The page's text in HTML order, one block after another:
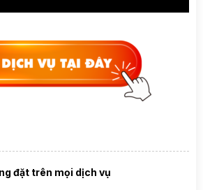
đặt trên mọi dịch vụ